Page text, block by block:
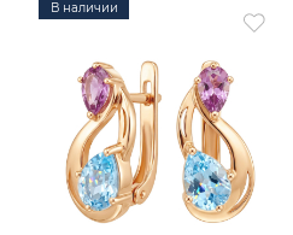
В наличии